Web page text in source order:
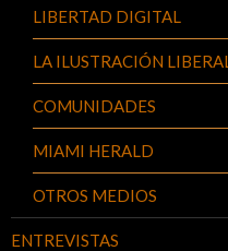
LIBERTAD DIGITAL
LA ILUSTRACIÓN LIBERAL
COMUNIDADES
MIAMI HERALD
OTROS MEDIOS
ENTREVISTAS